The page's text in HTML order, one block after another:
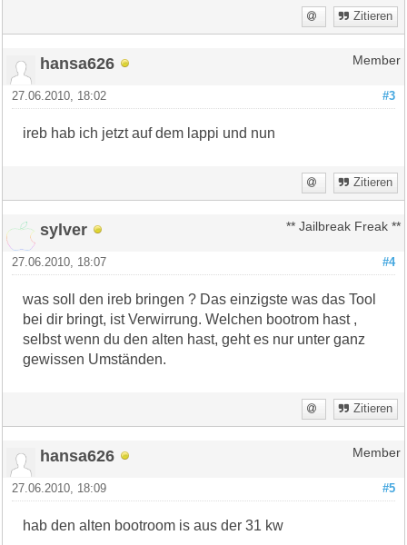
Zitieren
hansa626 Member
#3
27.06.2010, 18:02
ireb hab ich jetzt auf dem lappi und nun
Zitieren
sylver ** Jailbreak Freak **
#4
27.06.2010, 18:07
was soll den ireb bringen ? Das einzigste was das Tool
bei dir bringt, ist Verwirrung. Welchen bootrom hast ,
selbst wenn du den alten hast, geht es nur unter ganz
gewissen Umständen.
Zitieren
hansa626 Member
#5
27.06.2010, 18:09
hab den alten bootroom is aus der 31 kw